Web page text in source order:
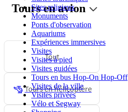
Sites religieux
Monuments
Ponts d'observation
Aquariums
Expériences immersives
Visites
Visites à pied
Visites guidées
Tours en bus Hop-On Hop-Off
Visites de la ville
Visites privées
Vélo et Segway
Tours en avion
Tout
Tours en hélicoptère